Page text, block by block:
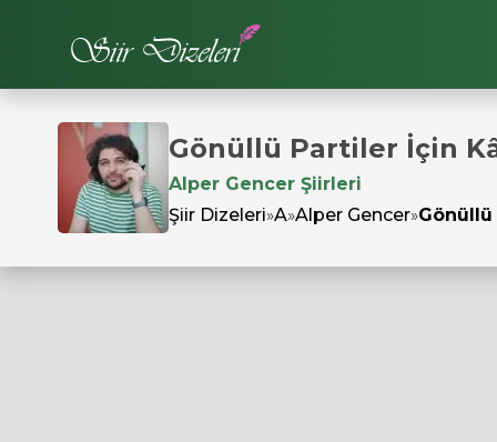
Gönüllü Partiler İçin
Alper Gencer Şiirleri
Şiir Dizeleri»A»Alper Gencer»